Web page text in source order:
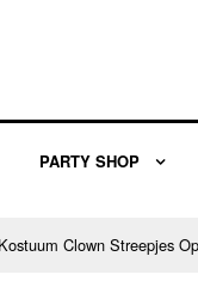
PARTY SHOP
Clown Streepjes